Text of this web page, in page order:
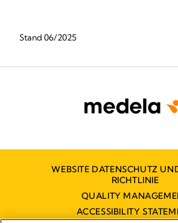
Stand 06/2025
WEBSITE DATENSCHUTZ
RICHTLINIE
QUALITY
ACCESSIBILITY